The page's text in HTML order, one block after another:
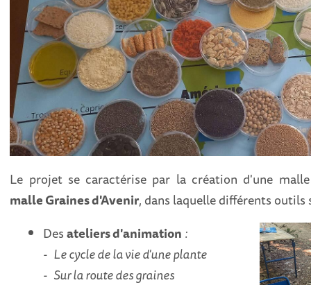
Le projet se caractérise par la création d'une
malle Graines d'Avenir, dans laquelle différents
Desateliers d'animation :
- Le cycle de la vie d'une plante
- Sur la route des graines